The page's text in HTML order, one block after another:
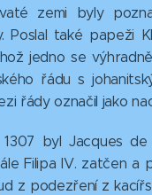
zemi byly
Poslal také papeži
jedno se
řádu s
řády označil jako
byl Jacques
Filipa IV. zatčen a
z podezření z